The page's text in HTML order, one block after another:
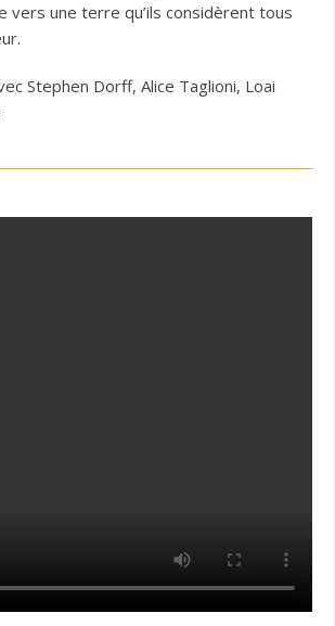
vers une terre qu’ils considèrent tous
Stephen Dorff, Alice Taglioni, Loai